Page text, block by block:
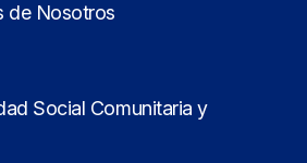
de Nosotros
Social Comunitaria y